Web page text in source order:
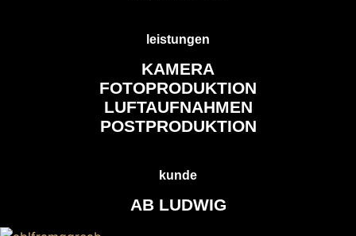
leistungen
KAMERA
FOTOPRODUKTION
LUFTAUFNAHMEN
POSTPRODUKTION
kunde
AB LUDWIG